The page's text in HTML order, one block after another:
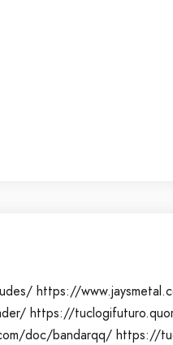
https://
https://
doc/bandarqq/ https://